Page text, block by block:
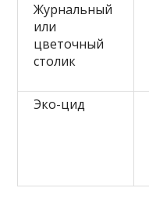
Журнальный
или
цветочный
столик
Эко-цид